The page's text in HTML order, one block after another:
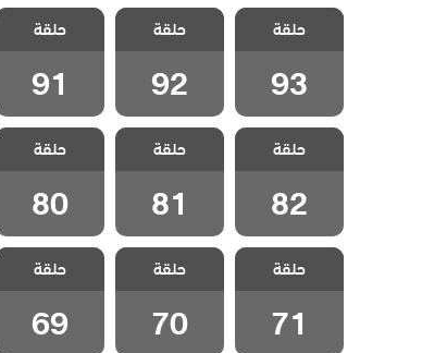
مسلسل الفناء
مدبلج الحلقة 93
حلقة
93
مسلسل الفناء
مدبلج الحلقة 92
حلقة
92
مسلسل الفناء
مدبلج الحلقة 91
حلقة
91
مسلسل الفناء
مدبلج الحلقة 82
حلقة
82
مسلسل الفناء
مدبلج الحلقة 81
حلقة
81
مسلسل الفناء
مدبلج الحلقة 80
حلقة
80
مسلسل الفناء
مدبلج الحلقة 71
حلقة
71
مسلسل الفناء
مدبلج الحلقة 70
حلقة
70
مسلسل الفناء
مدبلج الحلقة 69
حلقة
69